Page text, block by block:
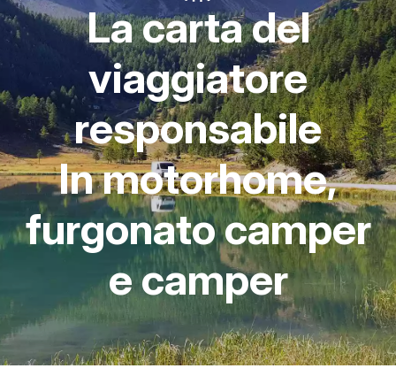
La carta del
viaggiatore
responsabile
In motorhome,
furgonato camper
e camper